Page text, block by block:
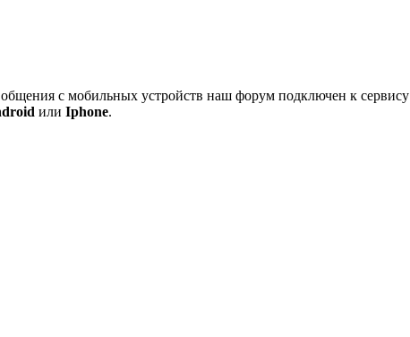
с мобильных устройств наш форум подключен к сервису
или Iphone.